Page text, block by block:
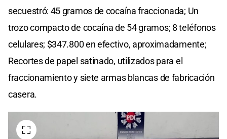
secuestró: 45 gramos de cocaína fraccionada; Un
trozo compacto de cocaína de 54 gramos; 8 teléfonos
celulares; $347.800 en efectivo, aproximadamente;
Recortes de papel satinado, utilizados para el
fraccionamiento y siete armas blancas de fabricación
casera.